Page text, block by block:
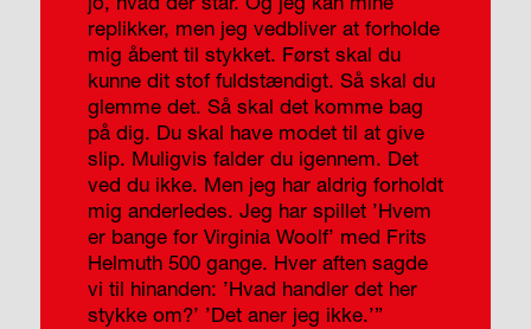
replikker, men jeg vedbliver at forholde
mig åbent til stykket. Først skal du
kunne dit stof fuldstændigt. Så skal du
glemme det. Så skal det komme bag
på dig. Du skal have modet til at give
slip. Muligvis falder du igennem. Det
ved du ikke. Men jeg har aldrig forholdt
mig anderledes. Jeg har spillet ’Hvem
er bange for Virginia Woolf’ med Frits
Helmuth 500 gange. Hver aften sagde
vi til hinanden: ’Hvad handler det her
stykke om?’ ’Det aner jeg ikke.’”